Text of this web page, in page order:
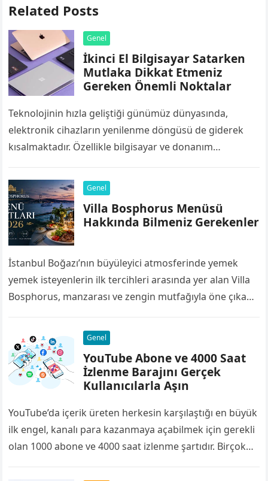
Related Posts
Genel
İkinci El Bilgisayar Satarken
Mutlaka Dikkat Etmeniz
Gereken Önemli Noktalar
Teknolojinin hızla geliştiği günümüz dünyasında,
elektronik cihazların yenilenme döngüsü de giderek
kısalmaktadır. Özellikle bilgisayar ve donanım
sistem gereksinimleri nedeniyle birkaç yıl…
Genel
Villa Bosphorus Menüsü
Hakkında Bilmeniz Gerekenler
İstanbul Boğazı’nın büyüleyici atmosferinde yemek
yemek isteyenlerin ilk tercihleri arasında yer alan Villa
Bosphorus, manzarası ve zengin mutfağıyla öne çıkan
yemeklerine, kahvaltı…
Genel
YouTube Abone ve 4000 Saat
İzlenme Barajını Gerçek
Kullanıcılarla Aşın
YouTube’da içerik üreten herkesin karşılaştığı en büyük
ilk engel, kanalı para kazanmaya açabilmek için gerekli
olan 1000 abone ve 4000 saat izlenme şartıdır. Birçok